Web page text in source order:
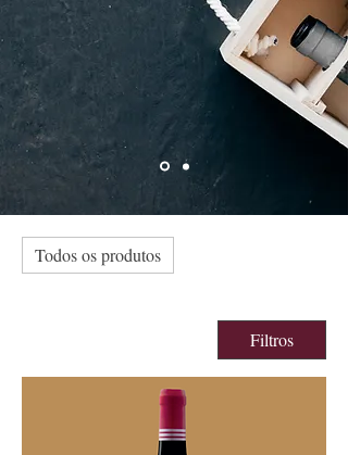
Todos os produtos
Filtros